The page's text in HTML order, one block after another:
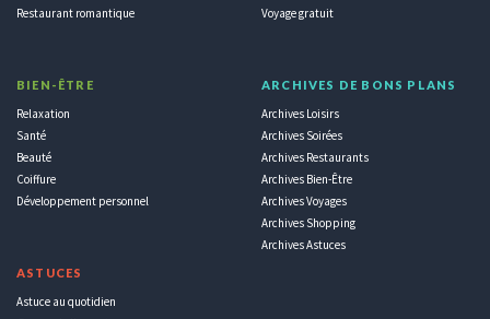
Restaurant romantique
BIEN-ÊTRE
Relaxation
Santé
Beauté
Coiffure
Développement personnel
ASTUCES
Astuce au quotidien
Voyage gratuit
ARCHIVES DE BONS PLANS
Archives Loisirs
Archives Soirées
Archives Restaurants
Archives Bien-Être
Archives Voyages
Archives Shopping
Archives Astuces